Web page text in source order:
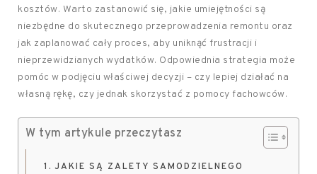
kosztów. Warto zastanowić się, jakie umiejętności są
niezbędne do skutecznego przeprowadzenia remontu oraz
jak zaplanować cały proces, aby uniknąć frustracji i
nieprzewidzianych wydatków. Odpowiednia strategia może
pomóc w podjęciu właściwej decyzji – czy lepiej działać na
własną rękę, czy jednak skorzystać z pomocy fachowców.
W tym artykule przeczytasz
JAKIE SĄ ZALETY SAMODZIELNEGO